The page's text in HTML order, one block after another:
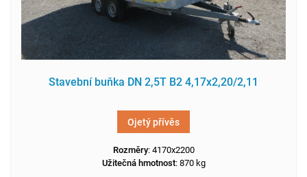
Stavební buňka DN 2,5T B2 4,17x2,20/2,11
Ojetý přívěs
Rozměry: 4170x2200
Užitečná hmotnost: 870 kg